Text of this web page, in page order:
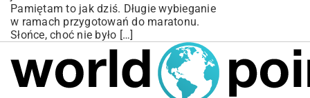
Pamiętam to jak dziś. Długie wybieganie
w ramach przygotowań do maratonu.
Słońce, choć nie było […]